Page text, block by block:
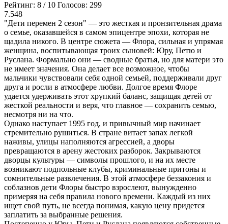
Рейтинг: 8 / 10 Голосов: 299
7.548
"Дети перемен 2 сезон" — это жесткая и пронзительная драма
о семье, оказавшейся в самом эпицентре эпохи, которая не
щадила никого. В центре сюжета — Флора, сильная и упрямая
женщина, воспитывающая троих сыновей: Юру, Петю и
Руслана. Формально они — сводные братья, но для матери это
не имеет значения. Она делает все возможное, чтобы
мальчики чувствовали себя одной семьей, поддерживали друг
друга и росли в атмосфере любви. Долгое время Флоре
удается удерживать этот хрупкий баланс, защищая детей от
жесткой реальности и веря, что главное — сохранить семью,
несмотря ни на что.
Однако наступает 1995 год, и привычный мир начинает
стремительно рушиться. В стране витает запах легкой
наживы, улицы наполняются агрессией, а дворы
превращаются в арену жестоких разборок. Закрываются
дворцы культуры — символы прошлого, и на их месте
возникают подпольные клубы, криминальные притоны и
сомнительные развлечения. В этой атмосфере беззакония и
соблазнов дети Флоры быстро взрослеют, вынужденно
примеряя на себя правила нового времени. Каждый из них
ищет свой путь, не всегда понимая, какую цену придется
заплатить за выбранные решения.